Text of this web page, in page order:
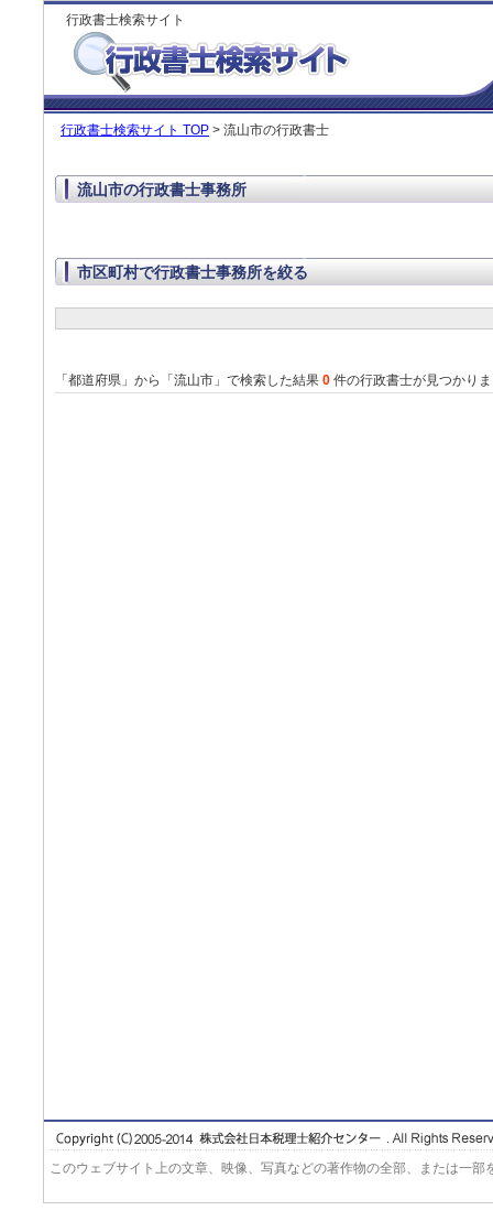
行政書士検索サイト
行政書士検索サイト TOP > 流山市の行政書士
流山市の行政書士事務所
市区町村で行政書士事務所を絞る
「都道府県」から「流山市」で検索した結果 0 件の行政書士が見つかり
このウェブサイト上の文章、映像、写真などの著作物の全部、または一